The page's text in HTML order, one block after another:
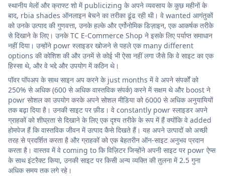
स्थानीय मेलों और क्राफ्ट शो में publicizing के अपने व्यवसाय के कुछ महीनों के
बाद, rbia shades ऑनलाइन बेचने का तरीका ढूंढ रही थी। वे wanted आगंतुकों
को उनके उत्पाद की गुणवत्ता, उनके हल्के और एर्गोनोमिक डिज़ाइन, एक आकर्षक तरीके
से दिखाने के लिए। उनके TC E-Commerce Shop ने इसके लिए पर्याप्त समाधान
नहीं दिया। उन्होंने powr स्लाइडर खोजने से पहले एक many different
options की कोशिश की और उनमें से कोई भी ऐसा नहीं लगा जैसे कि वे साइट का एक
हिस्सा थे, और वे भद्दे और उपयोग में कठिन थे।
पॉवर पॉपअप के साथ साइन अप करने के just months में वे अपने संपर्कों को
250% से अधिक (600 से अधिक वास्तविक संपर्क) करने में सक्षम थे और boost ने
powr सोशल का उपयोग करके अपने सोशल मीडिया को 6000 से अधिक अनुयायियों
तक बढ़ा दिया है। उनकी साइट पर फ़ीड। वे constantly powr स्लाइडर अपने
ग्राहकों को शीघ्रता से दिखाने के लिए एक दृश्य तरीके के रूप में हैं क्योंकि वे added
होमपेज हैं कि वास्तविक जीवन में उत्पाद कैसे दिखते हैं। यह अपने उत्पादों को अच्छी
तरह से प्रदर्शित करता है और ग्राहकों को एक बेहतरीन ऑन-साइट अनुभव प्रदान
करता है। वास्तव में वे coming to कि विज़िटर जिन्होंने अपनी साइट पर powr ऐप्स
के साथ इंटरैक्ट किया, उनकी साइट पर किसी अन्य व्यक्ति की तुलना में 2.5 गुना
अधिक समय तक लगे रहे।